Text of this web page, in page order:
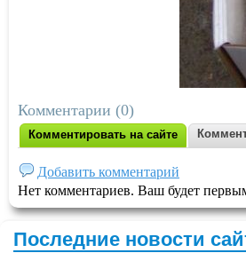
Комментарии (0)
Комментировать на сайте
Добавить комментарий
Нет комментариев. Ваш будет
Последние новости